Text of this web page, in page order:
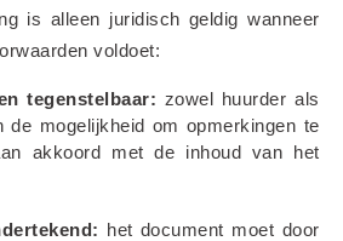
is alleen juridisch geldig wanneer
voldoet:
tegenstelbaar: zowel huurder als
de mogelijkheid om opmerkingen te
akkoord met de inhoud van het
het document moet door